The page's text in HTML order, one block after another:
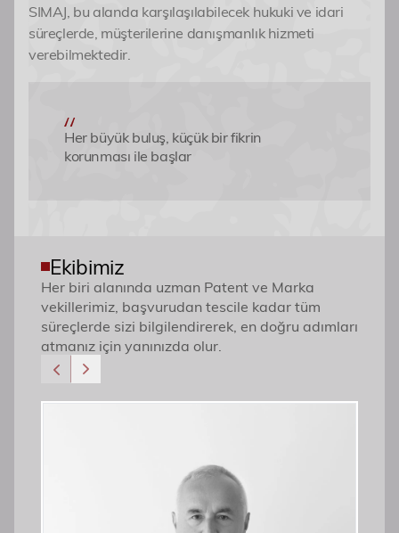
SIMAJ, bu alanda karşılaşılabilecek hukuki ve idari
süreçlerde, müşterilerine danışmanlık hizmeti
verebilmektedir.
Her büyük buluş, küçük bir fikrin
korunması ile başlar
Ekibimiz
Her biri alanında uzman Patent ve Marka
vekillerimiz, başvurudan tescile kadar tüm
süreçlerde sizi bilgilendirerek, en doğru adımları
atmanız için yanınızda olur.